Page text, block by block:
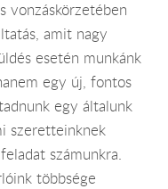
vonzáskörzetében
amit nagy
esetén munkánk
egy új, fontos
egy általunk
szeretteinknek
számunkra.
többsége